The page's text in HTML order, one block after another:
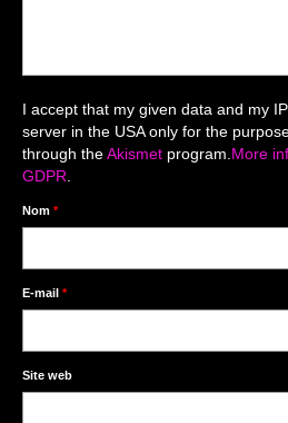
Cartes de remerciement
Photomontages
Prestations
Contact
Décors studio / Tenues /
I accept that my given data and my
server in the USA only for the
through theAkismet program.More
GDPR.
Nom *
E-mail *
Site web